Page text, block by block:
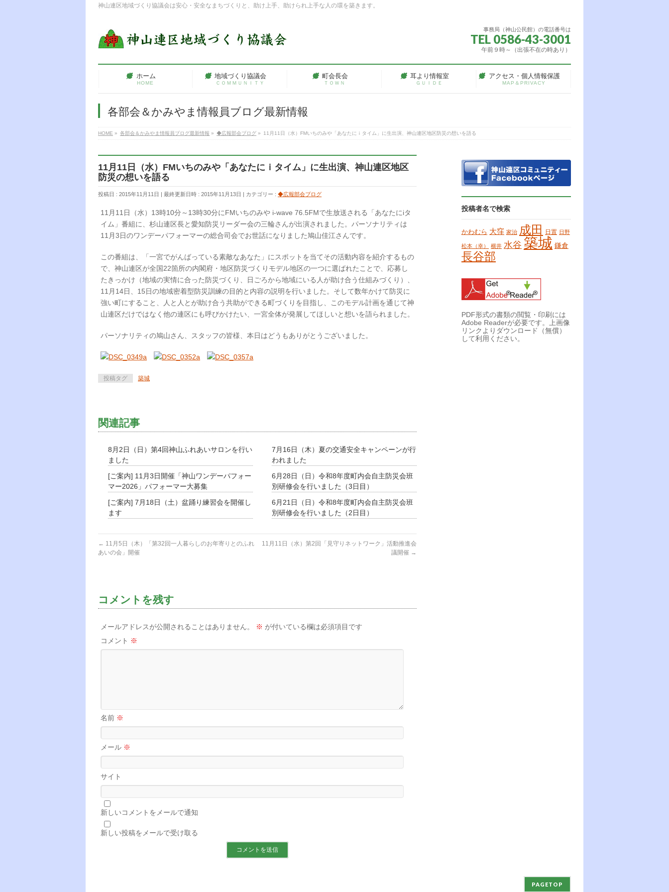
神山連区地域づくり協議会は安心・安全なまちづくりと、助け上手、助けられ上手な人の環を築きます。
事務局（神山公民館）の電話番号は
TEL 0586-43-3001
午前９時～（出張不在の時あり）
ホーム
HOME
地域づくり協議会
ＣＯＭＭＵＮＩＴＹ
町会長会
ＴＯＷＮ
耳より情報室
ＧＵＩＤＥ
アクセス・個人情報保護
MAP＆PRIVACY
各部会＆かみやま情報員ブログ最新情報
HOME » 各部会＆かみやま情報員ブログ最新情報 » ◆広報部会ブログ » 11月11日（水）FMいちのみや「あなたにｉタイム」に生出演、神山連区地区防災の想いを語る
11月11日（水）FMいちのみや「あなたにｉタイム」に生出演、神山連区地区
防災の想いを語る
投稿日 : 2015年11月11日 最終更新日時 : 2015年11月13日 カテゴリー : ◆広報部会ブログ
11月11日（水）13時10分～13時30分にFMいちのみや i-wave 76.5FMで生放送される「あなたにiタ
イム」番組に、杉山連区長と愛知防災リーダー会の三輪さんが出演されました。パーソナリティは
11月3日のワンデーパフォーマーの総合司会でお世話になりました鳩山佳江さんです。
この番組は、「一宮でがんばっている素敵なあなた」にスポットを当てその活動内容を紹介するもの
で、神山連区が全国22箇所の内閣府・地区防災づくりモデル地区の一つに選ばれたことで、応募し
たきっかけ（地域の実情に合った防災づくり、日ごろから地域にいる人が助け合う仕組みづくり）、
11月14日、15日の地域密着型防災訓練の目的と内容の説明を行いました。そして数年かけて防災に
強い町にすること、人と人とが助け合う共助ができる町づくりを目指し、このモデル計画を通じて神
山連区だけではなく他の連区にも呼びかけたい、一宮全体が発展してほしいと想いを語られました。
パーソナリティの鳩山さん、スタッフの皆様、本日はどうもありがとうございました。
投稿タグ 築城
関連記事
8月2日（日）第4回神山ふれあいサロンを行い
ました
7月16日（木）夏の交通安全キャンペーンが行
われました
[ご案内] 11月3日開催「神山ワンデーパフォー
マー2026」パフォーマー大募集
6月28日（日）令和8年度町内会自主防災会班
別研修会を行いました（3日目）
[ご案内] 7月18日（土）盆踊り練習会を開催し
ます
6月21日（日）令和8年度町内会自主防災会班
別研修会を行いました（2日目）
← 11月5日（木）「第32回一人暮らしのお年寄りとのふれ
あいの会」開催
11月11日（水）第2回「見守りネットワーク」活動推進会
議開催 →
コメントを残す
メールアドレスが公開されることはありません。 ※ が付いている欄は必須項目です
コメント ※
名前 ※
メール ※
サイト
新しいコメントをメールで通知
新しい投稿をメールで受け取る
投稿者名で検索
かわむら 大窪 家治 成田 日置 日野
松本（幸） 横井 水谷 築城 鎌倉
長谷部
PDF形式の書類の閲覧・印刷には
Adobe Readerが必要です。上画像
リンクよりダウンロード（無償）
して利用ください。
PAGETOP